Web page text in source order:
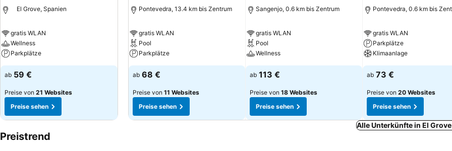
El Grove, Spanien
gratis WLAN
Wellness
Parkplätze
ab 59 €
Preise von 21 Websites
Preise sehen
Pontevedra, 13.4 km bis Zentrum
gratis WLAN
Pool
Parkplätze
ab 68 €
Preise von 11 Websites
Preise sehen
Sangenjo, 0.6 km bis Zentrum
gratis WLAN
Pool
Wellness
ab 113 €
Preise von 18 Websites
Preise sehen
Pontevedra, 0.6 km bis
gratis WLAN
Parkplätze
Klimaanlage
ab 73 €
Preise von 20 Websites
Preise sehen
Alle Unterkünfte in El
Preistrend